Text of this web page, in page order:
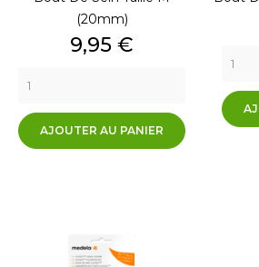
(20mm)
Prix
9,95 €
AJOUTER AU PANIER